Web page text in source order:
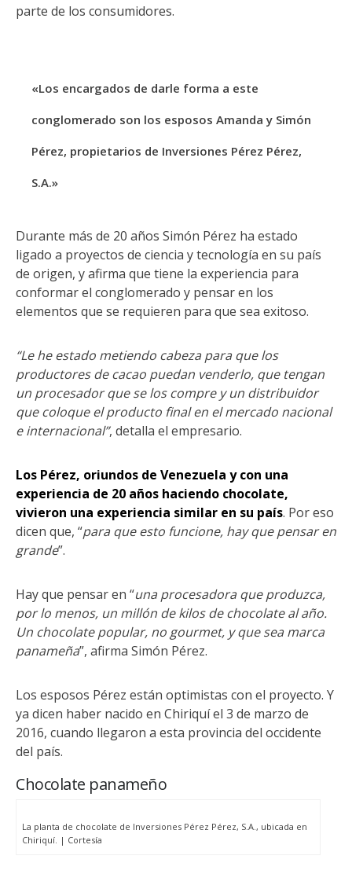
parte de los consumidores.
«Los encargados de darle forma a este
conglomerado son los esposos Amanda y Simón
Pérez, propietarios de Inversiones Pérez Pérez,
S.A.»
Durante más de 20 años Simón Pérez ha estado
ligado a proyectos de ciencia y tecnología en su país
de origen, y afirma que tiene la experiencia para
conformar el conglomerado y pensar en los
elementos que se requieren para que sea exitoso.
“Le he estado metiendo cabeza para que los
productores de cacao puedan venderlo, que tengan
un procesador que se los compre y un distribuidor
que coloque el producto final en el mercado nacional
e internacional”, detalla el empresario.
Los Pérez, oriundos de Venezuela y con una
experiencia de 20 años haciendo chocolate,
vivieron una experiencia similar en su país. Por eso
dicen que, “para que esto funcione, hay que pensar en
grande”.
Hay que pensar en “una procesadora que produzca,
por lo menos, un millón de kilos de chocolate al año.
Un chocolate popular, no gourmet, y que sea marca
panameña”, afirma Simón Pérez.
Los esposos Pérez están optimistas con el proyecto. Y
ya dicen haber nacido en Chiriquí el 3 de marzo de
2016, cuando llegaron a esta provincia del occidente
del país.
Chocolate panameño
La planta de chocolate de Inversiones Pérez Pérez, S.A., ubicada en
Chiriquí. | Cortesía